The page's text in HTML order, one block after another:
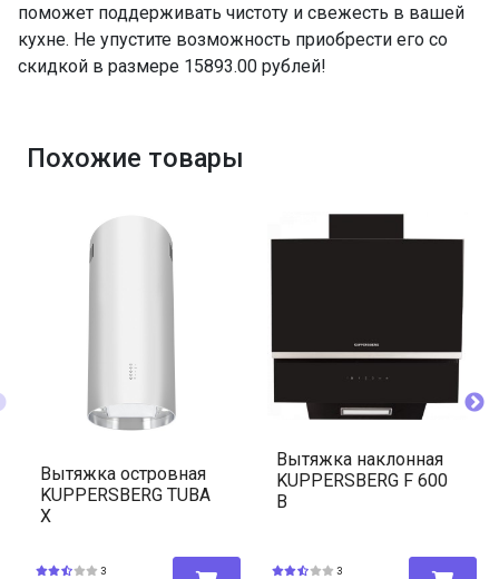
поможет поддерживать чистоту и свежесть в вашей
кухне. Не упустите возможность приобрести его со
скидкой в размере 15893.00 рублей!
Похожие товары
Вытяжка островная
KUPPERSBERG TUBA
X
3
Вытяжка наклонная
KUPPERSBERG F 600
B
3